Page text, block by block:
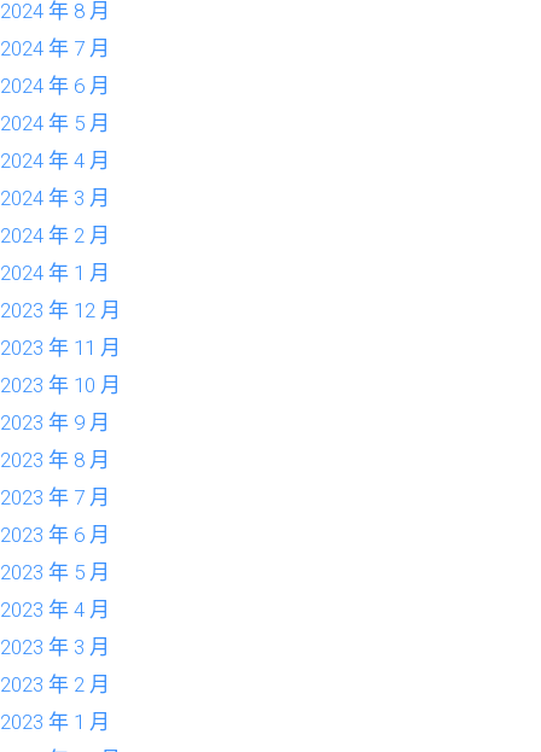
2024 年 8 月
2024 年 7 月
2024 年 6 月
2024 年 5 月
2024 年 4 月
2024 年 3 月
2024 年 2 月
2024 年 1 月
2023 年 12 月
2023 年 11 月
2023 年 10 月
2023 年 9 月
2023 年 8 月
2023 年 7 月
2023 年 6 月
2023 年 5 月
2023 年 4 月
2023 年 3 月
2023 年 2 月
2023 年 1 月